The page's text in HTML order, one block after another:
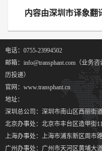
内容由深圳市译象翻
电话：0755-23994502
邮箱：info@transphant.com（业务
历投递）
官网：www.transphant.cn
地址：
深圳总公司：深圳市南山区西丽街
北京办事处：北京市丰台区造甲街
上海办事处：上海市浦东新区周市
广州办事处：广州市天河区黄埔大